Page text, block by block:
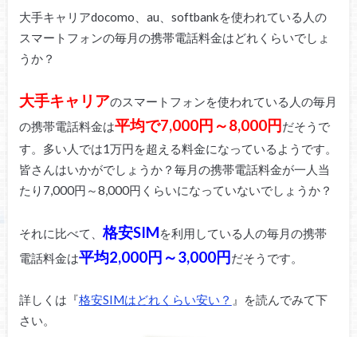
大手キャリアdocomo、au、softbankを使われている人の
スマートフォンの毎月の携帯電話料金はどれくらいでしょ
うか？
大手キャリアのスマートフォンを使われている人の毎月
の携帯電話料金は平均で7,000円～8,000円 だそうで
す。多い人では1万円を超える料金になっているようです。
皆さんはいかがでしょうか？毎月の携帯電話料金が一人当
たり7,000円～8,000円くらいになっていないでしょうか？
それに比べて、 格安SIMを利用している人の毎月の携帯
電話料金は平均2,000円～3,000円だそうです。
詳しくは『格安SIMはどれくらい安い？ 』を読んでみて下
さい。